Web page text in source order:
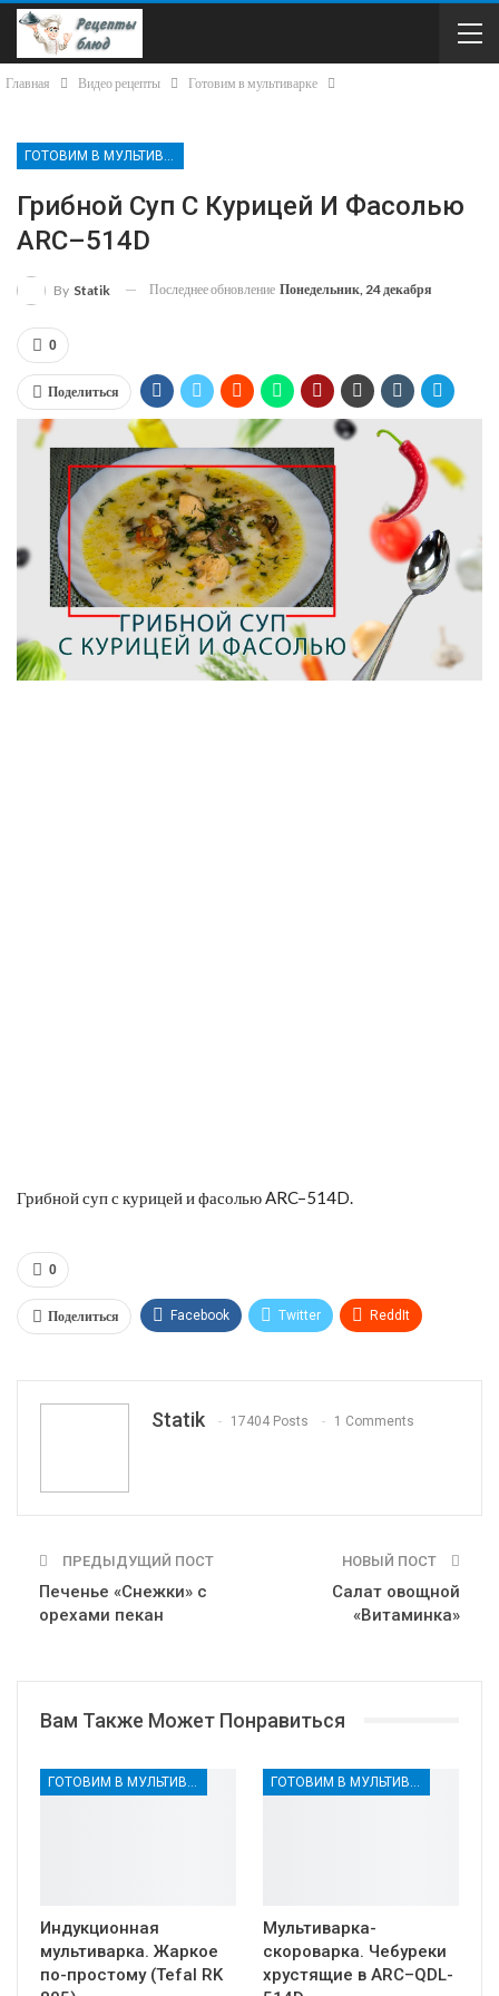
Главная Видео рецепты Готовим в мультиварке
Грибной Суп С Курицей И Фасолью
ARC–514D
By Statik Последнее обновление Понедельник, 24 декабря
0
Поделиться
Грибной суп с курицей и фасолью ARC–514D.
0
Поделиться Facebook Twitter ReddIt
Statik 17404 Posts 1 Comments
ПРЕДЫДУЩИЙ ПОСТ
Печенье «Снежки» с
орехами пекан
НОВЫЙ ПОСТ
Cалат овощной
«Витаминка»
Вам Также Может Понравиться
Индукционная
мультиварка. Жаркое
по-простому (Tefal RK
Мультиварка-
скороварка. Чебуреки
хрустящие в ARC–QDL-